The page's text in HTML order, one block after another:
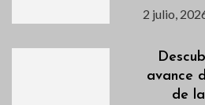
2 julio,
avance
de